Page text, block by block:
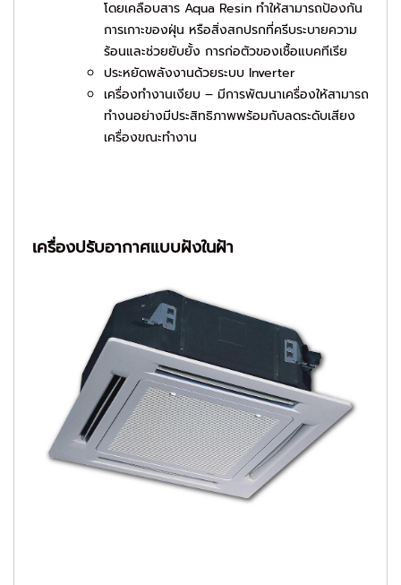
โดยเคลือบสาร Aqua Resin ทำให้สามารถป้องกัน
การเกาะของฝุ่น หรือสิ่งสกปรกที่ครีบระบายความ
ร้อนและช่วยยับยั้ง การก่อตัวของเชื้อแบคทีเรีย
ประหยัดพลังงานด้วยระบบ Inverter
เครื่องทำงานเงียบ – มีการพัฒนาเครื่องให้สามารถ
ทำงนอย่างมีประสิทธิภาพพร้อมกับลดระดับเสียง
เครื่องขณะทำงาน
เครื่องปรับอากาศแบบฝังในฝ้า